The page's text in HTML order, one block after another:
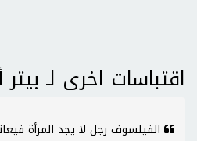
اقتباسات اخرى لـ
الفيلسوف رجل لا يجد المرأة